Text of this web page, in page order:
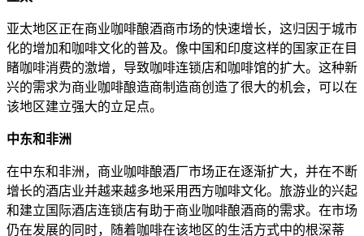
亚太地区正在商业咖啡酿酒商市场的快速增长，这归因于城市
化的增加和咖啡文化的普及。像中国和印度这样的国家正在目
睹咖啡消费的激增，导致咖啡连锁店和咖啡馆的扩大。这种新
兴的需求为商业咖啡酿造商制造商创造了很大的机会，可以在
该地区建立强大的立足点。
中东和非洲
在中东和非洲，商业咖啡酿酒厂市场正在逐渐扩大，并在不断
增长的酒店业并越来越多地采用西方咖啡文化。旅游业的兴起
和建立国际酒店连锁店有助于商业咖啡酿酒商的需求。在市场
仍在发展的同时，随着咖啡在该地区的生活方式中的根深蒂